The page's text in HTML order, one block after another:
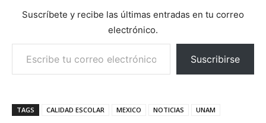
Suscríbete y recibe las últimas entradas en tu correo
electrónico.
Escribe tu correo electrónico…
Suscribirse
TAGS CALIDAD ESCOLAR MEXICO NOTICIAS UNAM